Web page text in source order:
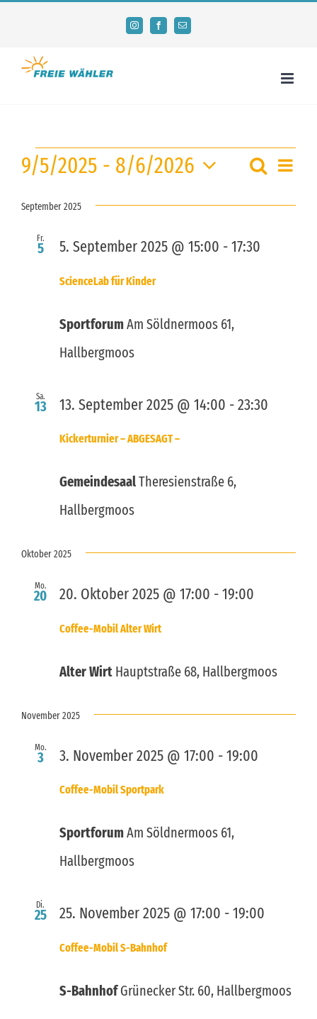
springen
InstagramFacebook
E-
Mail
Veranstaltungen
Suche
Suche
Liste
9/5/2025 - 8/6/2026
wählen.
September 2025
Fr.
5
ScienceLab für Kinder
5. September 2025 @ 15:00 -17:30
SportforumAm Söldnermoos 61,
Hallbergmoos
Sa.
13
Kickerturnier – ABGESAGT –
13. September 2025 @ 14:00 -23:30
GemeindesaalTheresienstraße 6,
Hallbergmoos
Oktober 2025
Mo.
20
Coffee-Mobil Alter Wirt
20. Oktober 2025 @ 17:00 -19:00
Alter Wirt Hauptstraße 68, Hallbergmoos
November 2025
Mo.
3
Coffee-Mobil Sportpark
3. November 2025 @ 17:00 -19:00
SportforumAm Söldnermoos 61,
Hallbergmoos
Di.
25
Coffee-Mobil S-Bahnhof
25. November 2025 @ 17:00 -19:00
S-BahnhofGrünecker Str. 60, Hallbergmoos